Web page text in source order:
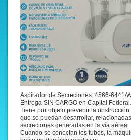
Aspirador de Secreciones. 4566-6441/
Entrega SIN CARGO en Capital Federal.
Tiene por objeto prevenir la
que se puedan desarrollar,
secreciones generadas en la vía aérea.
Cuando se conectan los tubos, la